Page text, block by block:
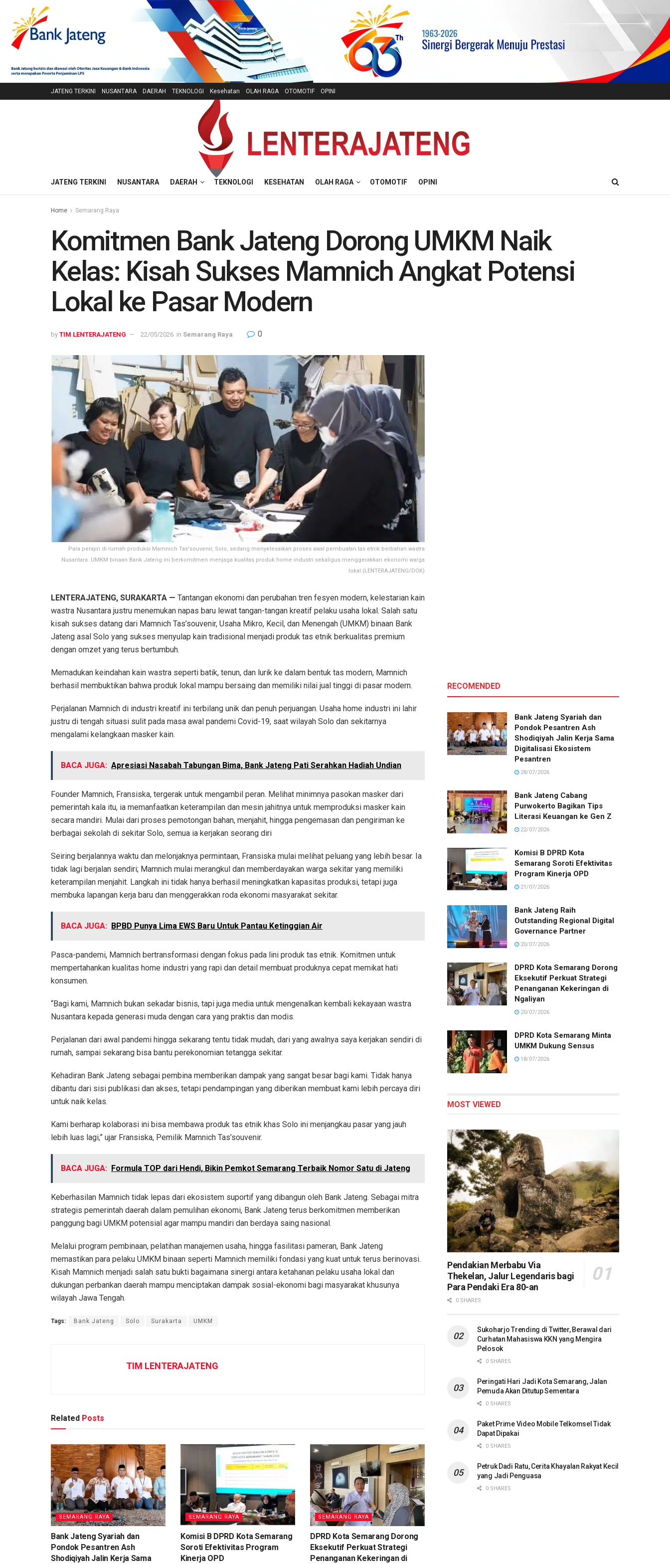
JATENG TERKINI NUSANTARA DAERAH TEKNOLOGI Kesehatan OLAH RAGA OTOMOTIF OPINI
JATENG TERKINI NUSANTARA DAERAH TEKNOLOGI KESEHATAN OLAH RAGA OTOMOTIF OPINI
Home Semarang Raya
Komitmen Bank Jateng Dorong UMKM Naik
Kelas: Kisah Sukses Mamnich Angkat Potensi
Lokal ke Pasar Modern
by TIM LENTERAJATENG 22/05/2026 in Semarang Raya 0
Para perajin di rumah produksi Mamnich Tas'souvenir, Solo, sedang menyelesaikan proses awal pembuatan tas etnik berbahan wastra
Nusantara. UMKM binaan Bank Jateng ini berkomitmen menjaga kualitas produk home industri sekaligus menggerakkan ekonomi warga
lokal.(LENTERAJATENG/DOK)
LENTERAJATENG, SURAKARTA — Tantangan ekonomi dan perubahan tren fesyen modern, kelestarian kain
wastra Nusantara justru menemukan napas baru lewat tangan-tangan kreatif pelaku usaha lokal. Salah satu
kisah sukses datang dari Mamnich Tas’souvenir, Usaha Mikro, Kecil, dan Menengah (UMKM) binaan Bank
Jateng asal Solo yang sukses menyulap kain tradisional menjadi produk tas etnik berkualitas premium
dengan omzet yang terus bertumbuh.
Memadukan keindahan kain wastra seperti batik, tenun, dan lurik ke dalam bentuk tas modern, Mamnich
berhasil membuktikan bahwa produk lokal mampu bersaing dan memiliki nilai jual tinggi di pasar modern.
Perjalanan Mamnich di industri kreatif ini terbilang unik dan penuh perjuangan. Usaha home industri ini lahir
justru di tengah situasi sulit pada masa awal pandemi Covid-19, saat wilayah Solo dan sekitarnya
mengalami kelangkaan masker kain.
BACA JUGA: Apresiasi Nasabah Tabungan Bima, Bank Jateng Pati Serahkan Hadiah Undian
Founder Mamnich, Fransiska, tergerak untuk mengambil peran. Melihat minimnya pasokan masker dari
pemerintah kala itu, ia memanfaatkan keterampilan dan mesin jahitnya untuk memproduksi masker kain
secara mandiri. Mulai dari proses pemotongan bahan, menjahit, hingga pengemasan dan pengiriman ke
berbagai sekolah di sekitar Solo, semua ia kerjakan seorang diri
Seiring berjalannya waktu dan melonjaknya permintaan, Fransiska mulai melihat peluang yang lebih besar. Ia
tidak lagi berjalan sendiri; Mamnich mulai merangkul dan memberdayakan warga sekitar yang memiliki
keterampilan menjahit. Langkah ini tidak hanya berhasil meningkatkan kapasitas produksi, tetapi juga
membuka lapangan kerja baru dan menggerakkan roda ekonomi masyarakat sekitar.
BACA JUGA: BPBD Punya Lima EWS Baru Untuk Pantau Ketinggian Air
Pasca-pandemi, Mamnich bertransformasi dengan fokus pada lini produk tas etnik. Komitmen untuk
mempertahankan kualitas home industri yang rapi dan detail membuat produknya cepat memikat hati
konsumen.
“Bagi kami, Mamnich bukan sekadar bisnis, tapi juga media untuk mengenalkan kembali kekayaan wastra
Nusantara kepada generasi muda dengan cara yang praktis dan modis.
Perjalanan dari awal pandemi hingga sekarang tentu tidak mudah, dari yang awalnya saya kerjakan sendiri di
rumah, sampai sekarang bisa bantu perekonomian tetangga sekitar.
Kehadiran Bank Jateng sebagai pembina memberikan dampak yang sangat besar bagi kami. Tidak hanya
dibantu dari sisi publikasi dan akses, tetapi pendampingan yang diberikan membuat kami lebih percaya diri
untuk naik kelas.
Kami berharap kolaborasi ini bisa membawa produk tas etnik khas Solo ini menjangkau pasar yang jauh
lebih luas lagi,” ujar Fransiska, Pemilik Mamnich Tas’souvenir.
BACA JUGA: Formula TOP dari Hendi, Bikin Pemkot Semarang Terbaik Nomor Satu di Jateng
Keberhasilan Mamnich tidak lepas dari ekosistem suportif yang dibangun oleh Bank Jateng. Sebagai mitra
strategis pemerintah daerah dalam pemulihan ekonomi, Bank Jateng terus berkomitmen memberikan
panggung bagi UMKM potensial agar mampu mandiri dan berdaya saing nasional.
Melalui program pembinaan, pelatihan manajemen usaha, hingga fasilitasi pameran, Bank Jateng
memastikan para pelaku UMKM binaan seperti Mamnich memiliki fondasi yang kuat untuk terus berinovasi.
Kisah Mamnich menjadi salah satu bukti bagaimana sinergi antara ketahanan pelaku usaha lokal dan
dukungan perbankan daerah mampu menciptakan dampak sosial-ekonomi bagi masyarakat khusunya
wilayah Jawa Tengah.
Tags: Bank Jateng Solo Surakarta UMKM
TIM LENTERAJATENG
Related Posts
SEMARANG RAYA
Bank Jateng Syariah dan
Pondok Pesantren Ash
Shodiqiyah Jalin Kerja Sama
SEMARANG RAYA
Komisi B DPRD Kota Semarang
Soroti Efektivitas Program
Kinerja OPD
SEMARANG RAYA
DPRD Kota Semarang Dorong
Eksekutif Perkuat Strategi
Penanganan Kekeringan di
RECOMENDED
Bank Jateng Syariah dan
Pondok Pesantren Ash
Shodiqiyah Jalin Kerja Sama
Digitalisasi Ekosistem
Pesantren
28/07/2026
Bank Jateng Cabang
Purwokerto Bagikan Tips
Literasi Keuangan ke Gen Z
22/07/2026
Komisi B DPRD Kota
Semarang Soroti Efektivitas
Program Kinerja OPD
21/07/2026
Bank Jateng Raih
Outstanding Regional Digital
Governance Partner
20/07/2026
DPRD Kota Semarang Dorong
Eksekutif Perkuat Strategi
Penanganan Kekeringan di
Ngaliyan
20/07/2026
DPRD Kota Semarang Minta
UMKM Dukung Sensus
18/07/2026
MOST VIEWED
Pendakian Merbabu Via
Thekelan, Jalur Legendaris bagi
Para Pendaki Era 80-an
0 SHARES
Sukoharjo Trending di Twitter, Berawal dari
Curhatan Mahasiswa KKN yang Mengira
Pelosok
0 SHARES
Peringati Hari Jadi Kota Semarang, Jalan
Pemuda Akan Ditutup Sementara
0 SHARES
Paket Prime Video Mobile Telkomsel Tidak
Dapat Dipakai
0 SHARES
Petruk Dadi Ratu, Cerita Khayalan Rakyat Kecil
yang Jadi Penguasa
0 SHARES